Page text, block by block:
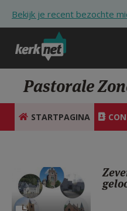
Bekijk je recent bezochte
VIERINGEN
ZOEKEN
HULP
Pastorale
STARTPAGINA